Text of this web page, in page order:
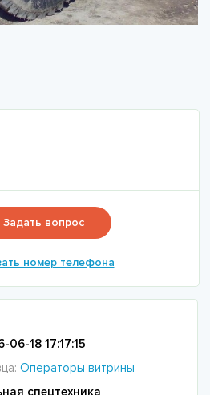
Задать вопрос
номер телефона
06-18 17:17:15
Операторы витрины
спецтехника